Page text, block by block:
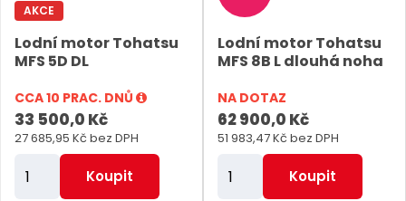
e
t
t
AKCE
Lodní motor Tohatsu
MFS 5D DL
33 500,0 Kč
27 685,95 Kč bez DPH
Koupit
CCA 10 PRAC. DNŮ
Lodní motor Tohatsu
MFS 8B L dlouhá noha
62 900,0 Kč
51 983,47 Kč bez DPH
Koupit
NA DOTAZ